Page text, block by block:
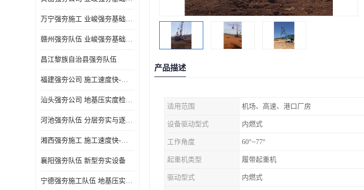
万宁强夯施工 业峻强夯基础工程
赣州强夯队伍 业峻强夯基础工程
昌江黎族自治县强夯队伍
福建强夯公司 施工速度快-施耐用性强
汕头强夯公司 地基压实度检测方法与标准
河池强夯队伍 分层夯实与逐层检测技术
湘西强夯施工 施工速度快-施耐用性强
襄阳强夯队伍 新型夯实设备
宁德强夯施工队伍 地基压实度检测方法与标准
产品描述
适用范围 机场、高速、港口厂房
设备驱动型式 内燃式
工作角度 60°~77°
起重机类型 履带起重机
驱动型式 内燃式